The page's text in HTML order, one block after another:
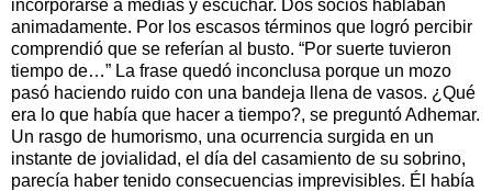
incorporarse a medias y escuchar. Dos socios hablaban
animadamente. Por los escasos términos que logró percibir
comprendió que se referían al busto. “Por suerte tuvieron
tiempo de…” La frase quedó inconclusa porque un mozo
pasó haciendo ruido con una bandeja llena de vasos. ¿Qué
era lo que había que hacer a tiempo?, se preguntó Adhemar.
Un rasgo de humorismo, una ocurrencia surgida en un
instante de jovialidad, el día del casamiento de su sobrino,
parecía haber tenido consecuencias imprevisibles. Él había